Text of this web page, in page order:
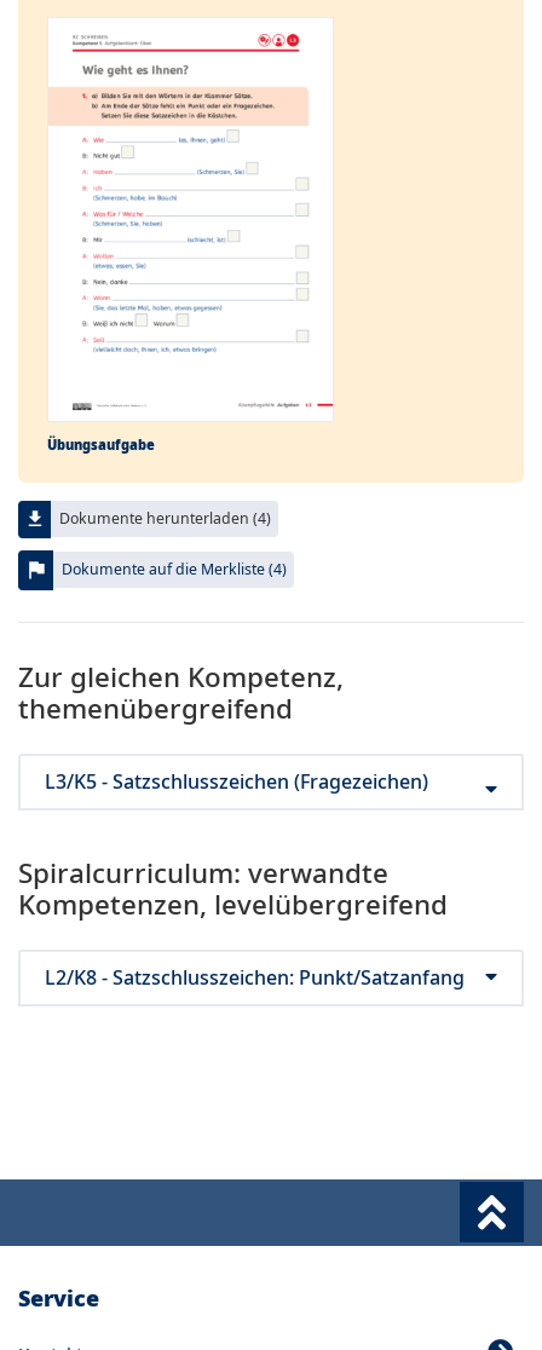
Übungs­aufgabe
file_download Dokumente herunterladen (4)
flag Dokumente auf die Merkliste (4)
Zur gleichen Kompetenz,
themenübergreifend
L3/K5 - Satzschlusszeichen (Fragezeichen)
Spiralcurriculum: verwandte
Kompetenzen, levelübergreifend
L2/K8 - Satzschlusszeichen: Punkt/Satzanfang
Service